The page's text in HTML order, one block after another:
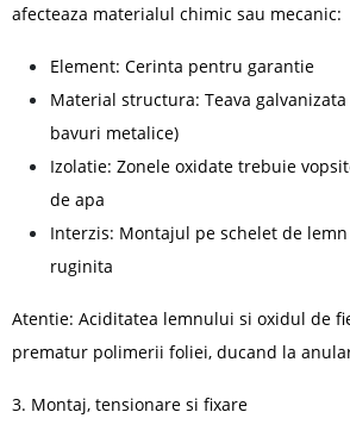
afecteaza materialul chimic sau mecanic:
Element: Cerinta pentru garantie
Material structura: Teava
bavuri metalice)
Izolatie: Zonele oxidate trebuie
de apa
Interzis: Montajul pe schelet de
ruginita
Atentie: Aciditatea lemnului si oxidul de
prematur polimerii foliei, ducand la
3. Montaj, tensionare si fixare